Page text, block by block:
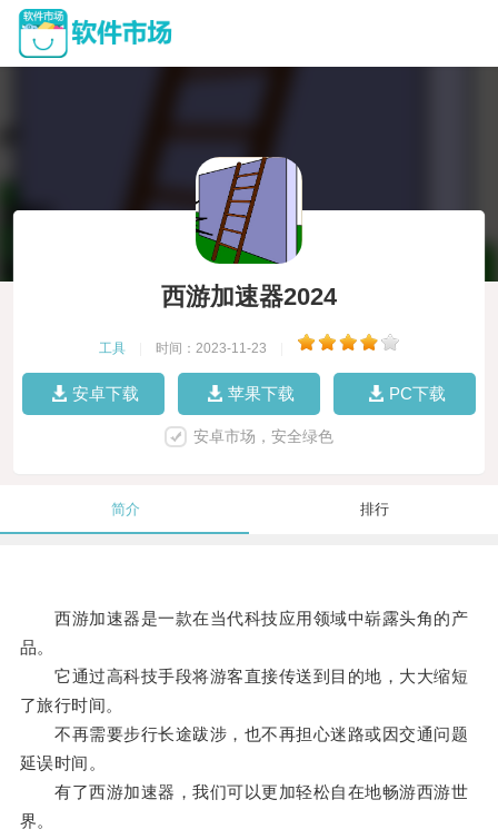
西游加速器2024
工具 时间：2023-11-23
安卓下载 苹果下载 PC下载
安卓市场，安全绿色
简介 排行
西游加速器是一款在当代科技应用领域中崭露头角的产
品。
它通过高科技手段将游客直接传送到目的地，大大缩短
了旅行时间。
不再需要步行长途跋涉，也不再担心迷路或因交通问题
延误时间。
有了西游加速器，我们可以更加轻松自在地畅游西游世
界。